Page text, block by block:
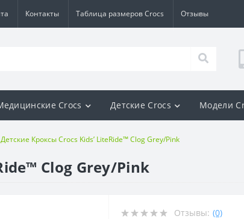
Контакты Таблица размеров Crocs Отзывы
Crocs Детские Crocs Модели
Детские Кроксы Crocs Kids’ LiteRide™ Clog Grey/Pink
Clog Grey/Pink
Отзывы: (0)